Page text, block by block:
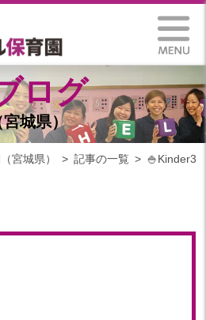
ログ
宮城県）
宮城県） 記事の一覧